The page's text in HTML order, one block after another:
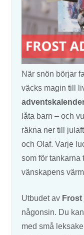
När snön börjar
väcks magin till
låta barn – och
räkna ner till
och Olaf. Varje
som för tankarna
vänskapens
Utbudet av
någonsin. Du
med små